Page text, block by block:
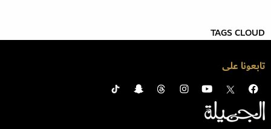
TAGS CLOUD
تابعونا على